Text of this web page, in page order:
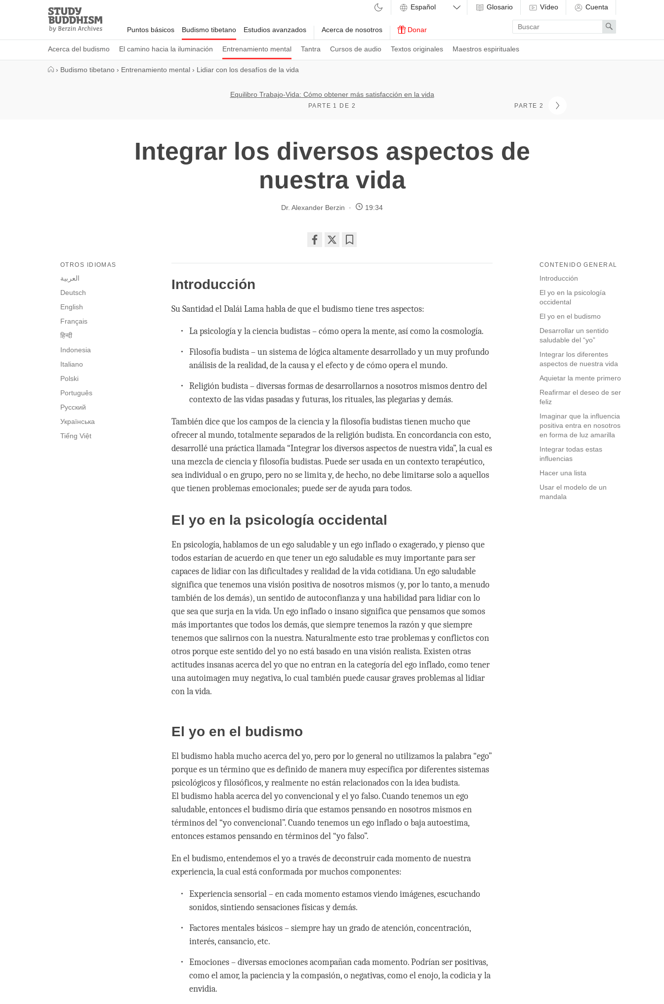
Study
Buddhism
Home
Puntos básicos Budismo tibetano
Acerca del budismo El camino hacia la iluminación Entrenamiento mental Tantra Cursos de audio Textos originales Maestros espirituales
Estudios avanzados Acerca de nosotros Donar
Glosario Vídeo Cuenta
Enter
search
term
Search
› Budismo tibetano › Entrenamiento mental › Lidiar con los desafíos de la vida
Equilibro Trabajo-Vida: Cómo obtener más satisfacción en la vida
PARTE 1 DE 2 PARTE 2
Integrar los diversos aspectos de
nuestra vida
Dr. Alexander Berzin 19:34
on
CONTENIDO GENERAL
Introducción
El yo en la psicología
occidental
El yo en el budismo
Desarrollar un sentido
saludable del “yo”
Integrar los diferentes
aspectos de nuestra vida
Aquietar la mente primero
Reafirmar el deseo de ser
feliz
Imaginar que la influencia
positiva entra en nosotros
en forma de luz amarilla
Integrar todas estas
influencias
Hacer una lista
Usar el modelo de un
mandala
OTROS IDIOMAS
العربية
Deutsch
English
Français
हिन्दी
Indonesia
Italiano
Polski
Português
Русский
Українська
Tiếng Việt
Introducción
Su Santidad el Dalái Lama habla de que el budismo tiene tres aspectos:
La psicología y la ciencia budistas – cómo opera la mente, así como la cosmología.
Filosofía budista – un sistema de lógica altamente desarrollado y un muy profundo
análisis de la realidad, de la causa y el efecto y de cómo opera el mundo.
Religión budista – diversas formas de desarrollarnos a nosotros mismos dentro del
contexto de las vidas pasadas y futuras, los rituales, las plegarias y demás.
También dice que los campos de la ciencia y la filosofía budistas tienen mucho que
ofrecer al mundo, totalmente separados de la religión budista. En concordancia con esto,
desarrollé una práctica llamada “Integrar los diversos aspectos de nuestra vida”, la cual es
una mezcla de ciencia y filosofía budistas. Puede ser usada en un contexto terapéutico,
sea individual o en grupo, pero no se limita y, de hecho, no debe limitarse solo a aquellos
que tienen problemas emocionales; puede ser de ayuda para todos.
El yo en la psicología occidental
En psicología, hablamos de un ego saludable y un ego inflado o exagerado, y pienso que
todos estarían de acuerdo en que tener un ego saludable es muy importante para ser
capaces de lidiar con las dificultades y realidad de la vida cotidiana. Un ego saludable
significa que tenemos una visión positiva de nosotros mismos (y, por lo tanto, a menudo
también de los demás), un sentido de autoconfianza y una habilidad para lidiar con lo
que sea que surja en la vida. Un ego inflado o insano significa que pensamos que somos
más importantes que todos los demás, que siempre tenemos la razón y que siempre
tenemos que salirnos con la nuestra. Naturalmente esto trae problemas y conflictos con
otros porque este sentido del yo no está basado en una visión realista. Existen otras
actitudes insanas acerca del yo que no entran en la categoría del ego inflado, como tener
una autoimagen muy negativa, lo cual también puede causar graves problemas al lidiar
con la vida.
El yo en el budismo
El budismo habla mucho acerca del yo, pero por lo general no utilizamos la palabra “ego”
porque es un término que es definido de manera muy específica por diferentes sistemas
psicológicos y filosóficos, y realmente no están relacionados con la idea budista.
El budismo habla acerca del yo convencional y el yo falso. Cuando tenemos un ego
saludable, entonces el budismo diría que estamos pensando en nosotros mismos en
términos del “yo convencional”. Cuando tenemos un ego inflado o baja autoestima,
entonces estamos pensando en términos del “yo falso”.
En el budismo, entendemos el yo a través de deconstruir cada momento de nuestra
experiencia, la cual está conformada por muchos componentes:
Experiencia sensorial – en cada momento estamos viendo imágenes, escuchando
sonidos, sintiendo sensaciones físicas y demás.
Factores mentales básicos – siempre hay un grado de atención, concentración,
interés, cansancio, etc.
Emociones – diversas emociones acompañan cada momento. Podrían ser positivas,
como el amor, la paciencia y la compasión, o negativas, como el enojo, la codicia y la
envidia.